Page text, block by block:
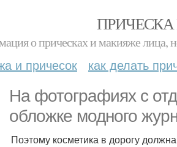
о прическах и макияже лица,
и причесок как делать
На фотографиях с
обложке модного
Поэтому косметика в дорогу